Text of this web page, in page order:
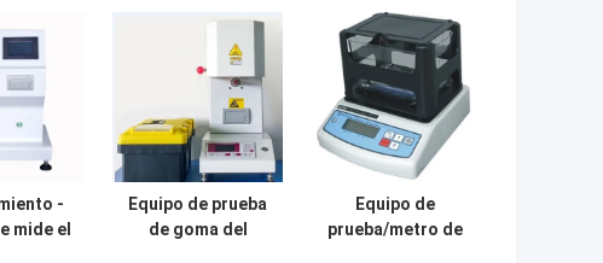
-
mide el
Equipo de prueba
de goma del
Equipo de
prueba/metro de